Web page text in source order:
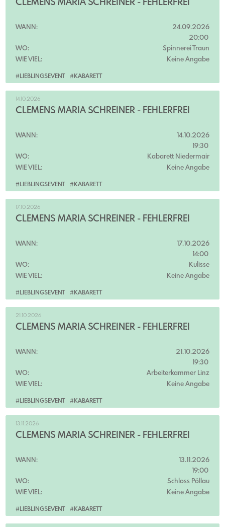
#LIEBLINGSEVENT #KABARETT
CLEMENS MARIA SCHREINER - FEHLERFREI
WANN:
24.09.2026
20:00
WO:
Spinnerei Traun
WIE VIEL:
Keine Angabe
#LIEBLINGSEVENT #KABARETT
14.10.2026
CLEMENS MARIA SCHREINER - FEHLERFREI
WANN:
14.10.2026
19:30
WO:
Kabarett Niedermair
WIE VIEL:
Keine Angabe
#LIEBLINGSEVENT #KABARETT
17.10.2026
CLEMENS MARIA SCHREINER - FEHLERFREI
WANN:
17.10.2026
14:00
WO:
Kulisse
WIE VIEL:
Keine Angabe
#LIEBLINGSEVENT #KABARETT
21.10.2026
CLEMENS MARIA SCHREINER - FEHLERFREI
WANN:
21.10.2026
19:30
WO:
Arbeiterkammer Linz
WIE VIEL:
Keine Angabe
#LIEBLINGSEVENT #KABARETT
13.11.2026
CLEMENS MARIA SCHREINER - FEHLERFREI
WANN:
13.11.2026
19:00
WO:
Schloss Pöllau
WIE VIEL:
Keine Angabe